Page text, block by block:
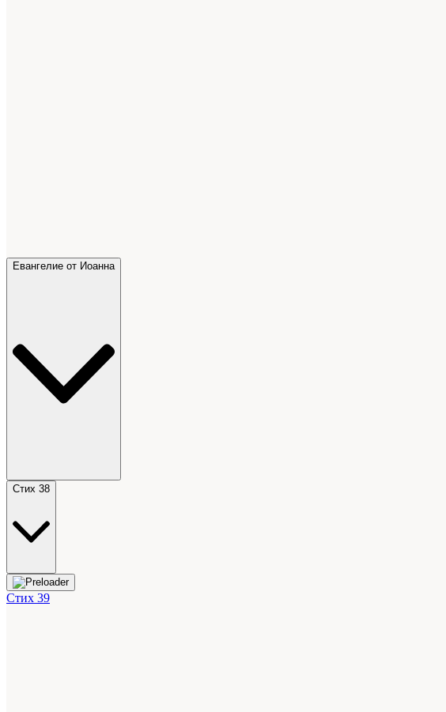
Евангелие от Иоанна
Стих 38
Стих 39